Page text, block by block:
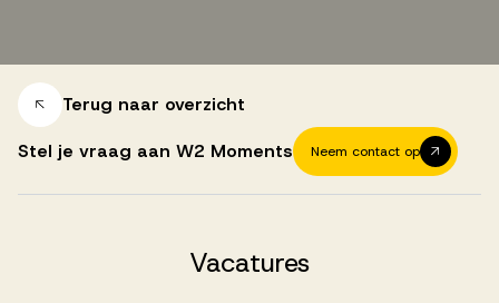
Recruitment Services
Vacatures
Successen
Terug naar overzicht
Stel je vraag aan W2 Moments
Neem contact op
Vacatures